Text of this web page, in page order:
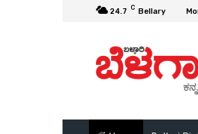
24.7 C Bellary